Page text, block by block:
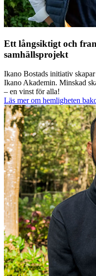
Ett långsiktigt och
samhällsprojekt
Ikano Bostads initiativ
Ikano Akademin. Minskad
– en vinst för alla!
Läs mer om hemligheten